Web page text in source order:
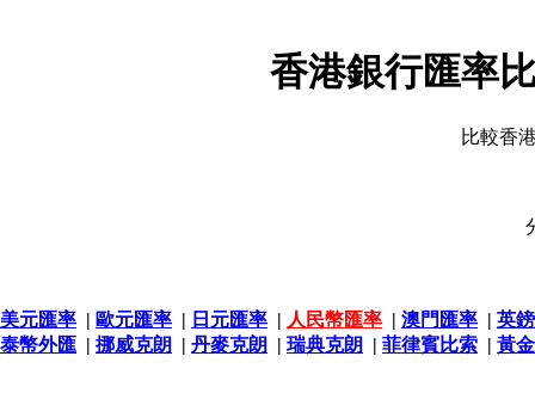
香港銀行匯率
比較香
美元匯率 | 歐元匯率 | 日元匯率 | 人民幣匯率 | 澳門匯率 | 英
泰幣外匯 | 挪威克朗 | 丹麥克朗 | 瑞典克朗 | 菲律賓比索 | 黃